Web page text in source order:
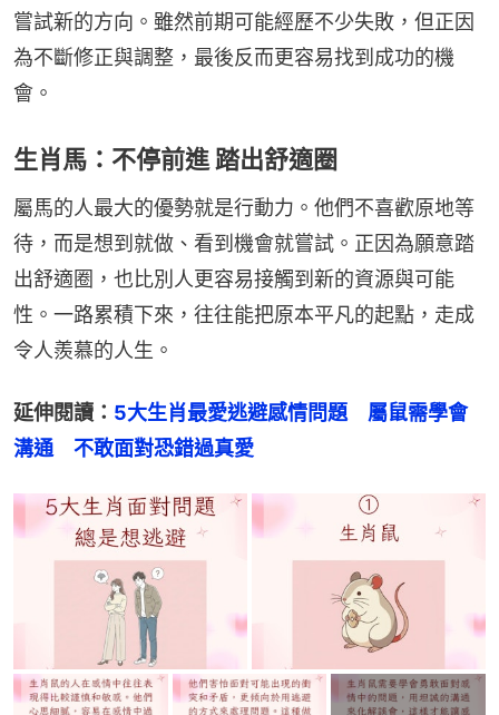
嘗試新的方向。雖然前期可能經歷不少失敗，但正因
為不斷修正與調整，最後反而更容易找到成功的機
會。
生肖馬：不停前進 踏出舒適圈
屬馬的人最大的優勢就是行動力。他們不喜歡原地等
待，而是想到就做、看到機會就嘗試。正因為願意踏
出舒適圈，也比別人更容易接觸到新的資源與可能
性。一路累積下來，往往能把原本平凡的起點，走成
令人羨慕的人生。
延伸閱讀： 5大生肖最愛逃避感情問題　屬鼠需學會
溝通　不敢面對恐錯過真愛